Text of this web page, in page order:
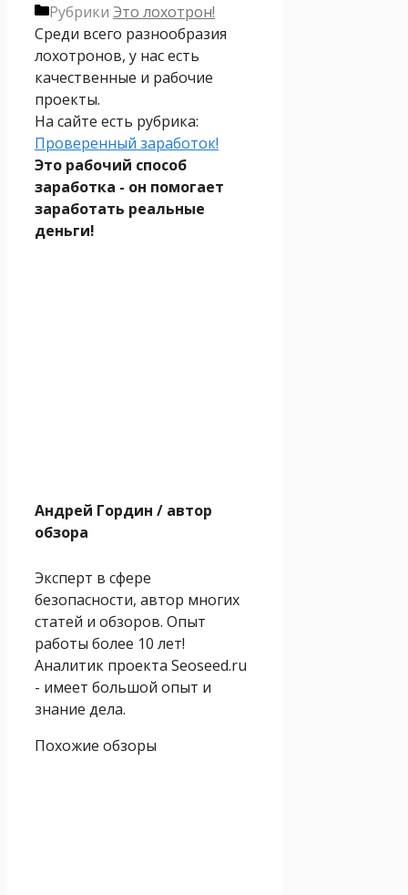
Рубрики Это лохотрон!
Среди всего разнообразия
лохотронов, у нас есть
качественные и рабочие
проекты.
На сайте есть рубрика:
Проверенный заработок!
Это рабочий способ
заработка - он помогает
заработать реальные
деньги!
Андрей Гордин / автор
обзора
Эксперт в сфере
безопасности, автор многих
статей и обзоров. Опыт
работы более 10 лет!
Аналитик проекта Seoseed.ru
- имеет большой опыт и
знание дела.
Похожие обзоры